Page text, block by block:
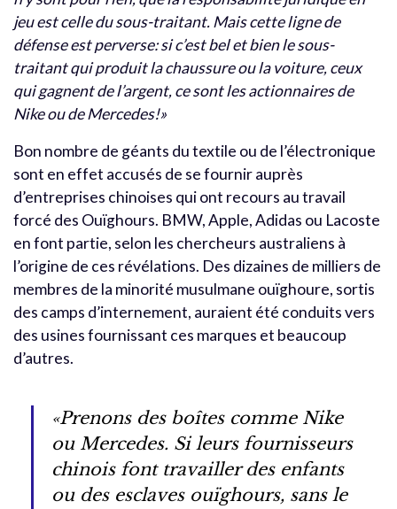
jeu est celle du sous-traitant. Mais cette ligne de
défense est perverse: si c’est bel et bien le sous-
traitant qui produit la chaussure ou la voiture, ceux
qui gagnent de l’argent, ce sont les actionnaires de
Nike ou de Mercedes!»
Bon nombre de géants du textile ou de l’électronique
sont en effet accusés de se fournir auprès
d’entreprises chinoises qui ont recours au travail
forcé des Ouïghours. BMW, Apple, Adidas ou Lacoste
en font partie, selon les chercheurs australiens à
l’origine de ces révélations. Des dizaines de milliers de
membres de la minorité musulmane ouïghoure, sortis
des camps d’internement, auraient été conduits vers
des usines fournissant ces marques et beaucoup
d’autres.
«Prenons des boîtes comme Nike
ou Mercedes. Si leurs fournisseurs
chinois font travailler des enfants
ou des esclaves ouïghours, sans le